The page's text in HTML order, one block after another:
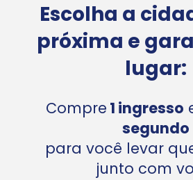
Escolha a
próxima e
lugar:
Compre 1 ingresso
segundo
para você levar
junto com